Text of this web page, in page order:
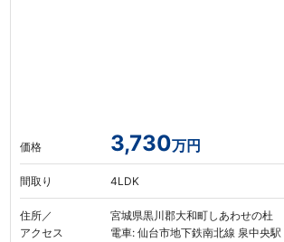
価格 3,730万円
間取り 4LDK
住所／
アクセス
宮城県黒川郡大和町しあわせの杜
電車: 仙台市地下鉄南北線 泉中央駅